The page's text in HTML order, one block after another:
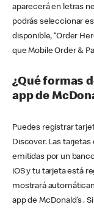
aparecerá en letras
podrás seleccionar
disponible, “Order
que Mobile Order &
¿Qué formas
app de
Puedes registrar
Discover. Las
emitidas por un
iOS y tu tarjeta está
mostrará
app de McDonald’s .